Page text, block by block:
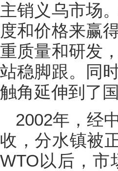
主销义乌市场
度和价格来赢
重质量和研发
站稳脚跟。同
触角延伸到了
2002年，经
收，分水镇被
WTO以后，市